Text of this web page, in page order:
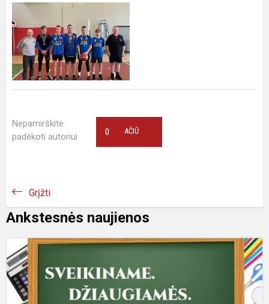
Nepamirškite
padėkoti autoriui
AČIŪ
0
Grįžti
Ankstesnės naujienos